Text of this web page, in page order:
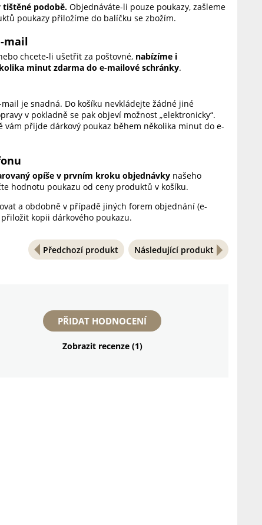
tištěné podobě. Objednáváte-li pouze poukazy, zašleme
poukazy přiložíme do balíčku se zbožím.
mail
chcete-li ušetřit za poštovné, nabízíme i
minut zdarma do e-mailové schránky.
je snadná. Do košíku nevkládejte žádné jiné
v pokladně se pak objeví možnost „elektronicky“.
přijde dárkový poukaz během několika minut do e-
opíše v prvním kroku objednávky našeho
hodnotu poukazu od ceny produktů v košíku.
a obdobně v případě jiných forem objednání (e-
kopii dárkového poukazu.
Předchozí produkt Následující produkt
PŘIDAT HODNOCENÍ
Zobrazit recenze (1)